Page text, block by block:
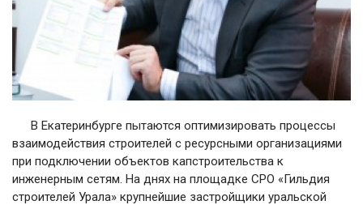
В Екатеринбурге пытаются оптимизировать процессы
взаимодействия строителей с ресурсными организациями
при подключении объектов капстроительства к
инженерным сетям. На днях на площадке СРО «Гильдия
строителей Урала» крупнейшие застройщики уральской